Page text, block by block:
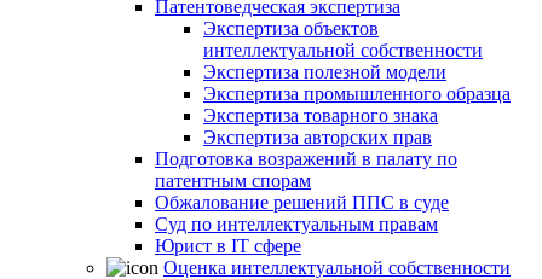
Патентоведческая экспертиза
Экспертиза объектов
интеллектуальной собственности
Экспертиза полезной модели
Экспертиза промышленного образца
Экспертиза товарного знака
Экспертиза авторских прав
Подготовка возражений в палату по
патентным спорам
Обжалование решений ППС в суде
Суд по интеллектуальным правам
Юрист в IT сфере
Оценка интеллектуальной собственности